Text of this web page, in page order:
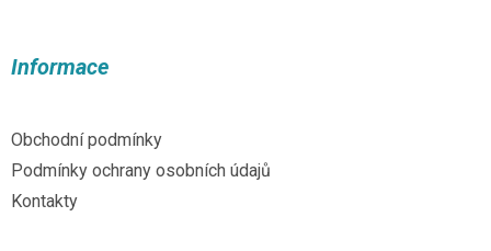
Informace
Obchodní podmínky
Podmínky ochrany osobních údajů
Kontakty